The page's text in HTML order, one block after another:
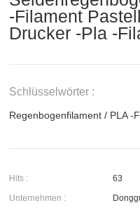
-Filament
Drucker -Pla -
Schlüsselwörter :
Regenbogenfilament / PLA -
Hits :
63
Unternehmen :